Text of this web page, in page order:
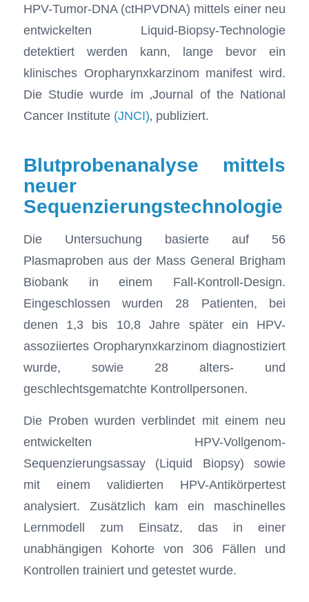
HPV-Tumor-DNA (ctHPVDNA) mittels einer neu
entwickelten Liquid-Biopsy-Technologie
detektiert werden kann, lange bevor ein
klinisches Oropharynxkarzinom manifest wird.
Die Studie wurde im ‚Journal of the National
Cancer Institute (JNCI)‚ publiziert.
Blutprobenanalyse mittels
neuer
Sequenzierungstechnologie
Die Untersuchung basierte auf 56
Plasmaproben aus der Mass General Brigham
Biobank in einem Fall-Kontroll-Design.
Eingeschlossen wurden 28 Patienten, bei
denen 1,3 bis 10,8 Jahre später ein HPV-
assoziiertes Oropharynxkarzinom diagnostiziert
wurde, sowie 28 alters- und
geschlechtsgematchte Kontrollpersonen.
Die Proben wurden verblindet mit einem neu
entwickelten HPV-Vollgenom-
Sequenzierungsassay (Liquid Biopsy) sowie
mit einem validierten HPV-Antikörpertest
analysiert. Zusätzlich kam ein maschinelles
Lernmodell zum Einsatz, das in einer
unabhängigen Kohorte von 306 Fällen und
Kontrollen trainiert und getestet wurde.